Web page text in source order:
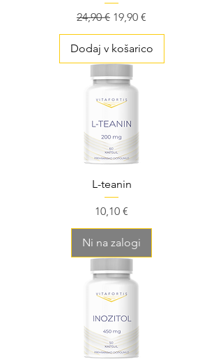
Redna cena
24,90 € Cena na razprodaji
19,90 €
Dodaj v košarico
L-teanin
Cena
10,10 €
Ni na zalogi